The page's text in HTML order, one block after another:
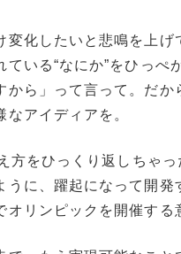
変化したいと悲鳴を上
ている“なにか”をひっ
から」って言って。だ
アイディアを。
方をひっくり返しちゃ
うに、躍起になって開
オリンピックを開催する